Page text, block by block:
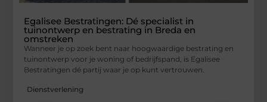
Egalisee Bestratingen: Dé specialist in
tuinontwerp en bestrating in Breda en
omstreken
Wanneer je op zoek bent naar hoogwaardige bestrating en
tuinontwerp voor je woning of bedrijfspand, is Egalisee
Bestratingen dé partij waar je op kunt vertrouwen.
Dienstverlening